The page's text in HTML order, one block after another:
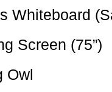
Whiteboard
Screen (75”)
Owl